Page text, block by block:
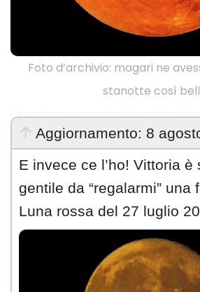
Foto d’archivio: magari ne
stanotte così
Aggiornamento: 8
E invece ce l’ho! Vittoria è
gentile da “regalarmi” una
Luna rossa del 27 luglio